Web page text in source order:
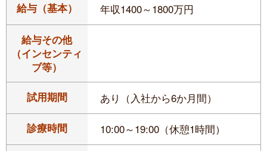
給与（基本） 年収1400～1800万円
給与その他
（インセンティ
ブ等）
試用期間 あり（入社から6か月間）
診療時間 10:00～19:00（休憩1時間）